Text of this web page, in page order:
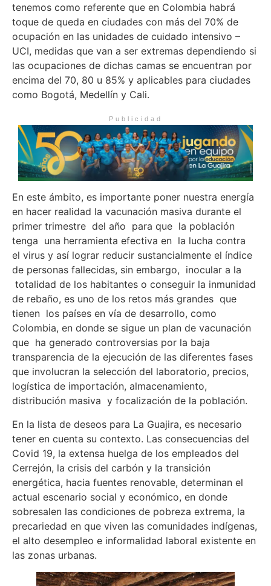
tenemos como referente que en Colombia habrá
toque de queda en ciudades con más del 70% de
ocupación en las unidades de cuidado intensivo –
UCI, medidas que van a ser extremas dependiendo si
las ocupaciones de dichas camas se encuentran por
encima del 70, 80 u 85% y aplicables para ciudades
como Bogotá, Medellín y Cali.
Publicidad
En este ámbito, es importante poner nuestra energía
en hacer realidad la vacunación masiva durante el
primer trimestre del año para que la población
tenga una herramienta efectiva en la lucha contra
el virus y así lograr reducir sustancialmente el índice
de personas fallecidas, sin embargo, inocular a la
totalidad de los habitantes o conseguir la inmunidad
de rebaño, es uno de los retos más grandes que
tienen los países en vía de desarrollo, como
Colombia, en donde se sigue un plan de vacunación
que ha generado controversias por la baja
transparencia de la ejecución de las diferentes fases
que involucran la selección del laboratorio, precios,
logística de importación, almacenamiento,
distribución masiva y focalización de la población.
En la lista de deseos para La Guajira, es necesario
tener en cuenta su contexto. Las consecuencias del
Covid 19, la extensa huelga de los empleados del
Cerrejón, la crisis del carbón y la transición
energética, hacia fuentes renovable, determinan el
actual escenario social y económico, en donde
sobresalen las condiciones de pobreza extrema, la
precariedad en que viven las comunidades indígenas,
el alto desempleo e informalidad laboral existente en
las zonas urbanas.